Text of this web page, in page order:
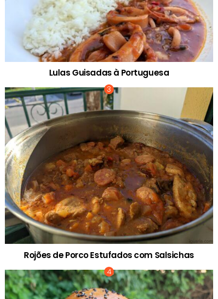
Lulas Guisadas à Portuguesa
Rojões de Porco Estufados com Salsichas